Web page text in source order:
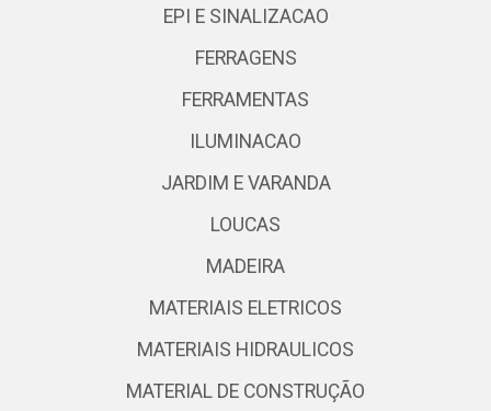
EPI E SINALIZACAO
FERRAGENS
FERRAMENTAS
ILUMINACAO
JARDIM E VARANDA
LOUCAS
MADEIRA
MATERIAIS ELETRICOS
MATERIAIS HIDRAULICOS
MATERIAL DE CONSTRUÇÃO